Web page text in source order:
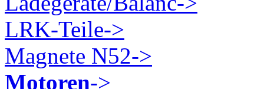
LRK-Teile->
Magnete N52->
Motoren->